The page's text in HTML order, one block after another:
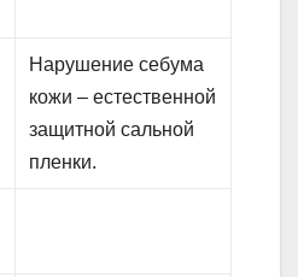
Нарушение себума
кожи – естественной
защитной сальной
пленки.